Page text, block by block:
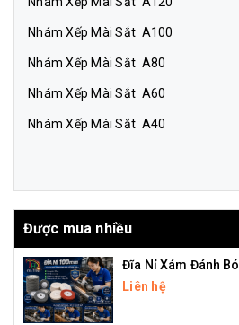
Nhám Xếp Mài Sắt A100
Nhám Xếp Mài Sắt A80
Nhám Xếp Mài Sắt A60
Nhám Xếp Mài Sắt A40
Được mua nhiều
Đĩa Nỉ Xám Đánh
Liên hệ